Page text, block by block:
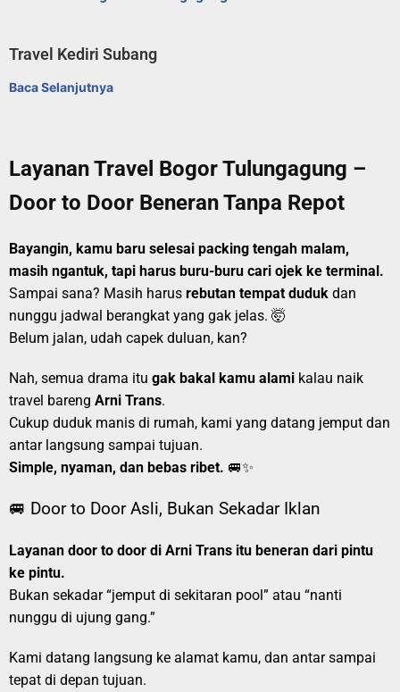
Travel Kediri Subang
Baca Selanjutnya
Layanan Travel Bogor Tulungagung –
Door to Door Beneran Tanpa Repot
Bayangin, kamu baru selesai packing tengah malam,
masih ngantuk, tapi harus buru-buru cari ojek ke terminal.
Sampai sana? Masih harus rebutan tempat duduk dan
nunggu jadwal berangkat yang gak jelas. 🤯
Belum jalan, udah capek duluan, kan?
Nah, semua drama itu gak bakal kamu alami kalau naik
travel bareng Arni Trans.
Cukup duduk manis di rumah, kami yang datang jemput dan
antar langsung sampai tujuan.
Simple, nyaman, dan bebas ribet. 🚐✨
🚐 Door to Door Asli, Bukan Sekadar Iklan
Layanan door to door di Arni Trans itu beneran dari pintu
ke pintu.
Bukan sekadar “jemput di sekitaran pool” atau “nanti
nunggu di ujung gang.”
Kami datang langsung ke alamat kamu, dan antar sampai
tepat di depan tujuan.